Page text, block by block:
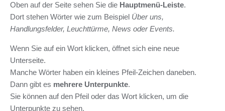
Oben auf der Seite sehen Sie die Hauptmenü-Leiste.
Dort stehen Wörter wie zum Beispiel Über uns,
Handlungsfelder, Leuchttürme, News oder Events.
Wenn Sie auf ein Wort klicken, öffnet sich eine neue
Unterseite.
Manche Wörter haben ein kleines Pfeil-Zeichen daneben.
Dann gibt es mehrere Unterpunkte.
Sie können auf den Pfeil oder das Wort klicken, um die
Unterpunkte zu sehen.